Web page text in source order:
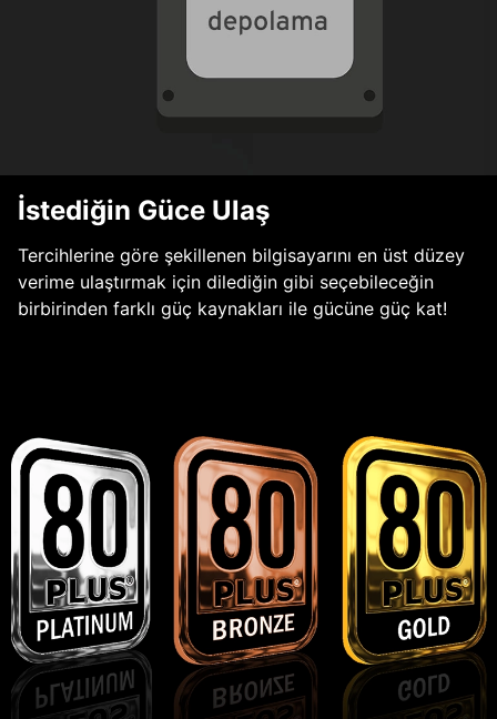
İstediğin Güce Ulaş
Tercihlerine göre şekillenen bilgisayarını en üst düzey
verime ulaştırmak için dilediğin gibi seçebileceğin
birbirinden farklı güç kaynakları ile gücüne güç kat!